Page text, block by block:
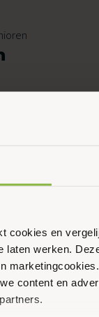
cookies en
laten werken.
content en